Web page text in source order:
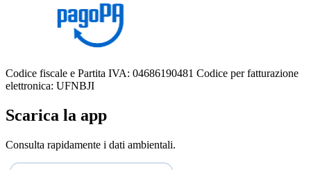
Codice fiscale e Partita IVA: 04686190481 Codice per fatturazione
elettronica: UFNBJI
Scarica la app
Consulta rapidamente i dati ambientali.